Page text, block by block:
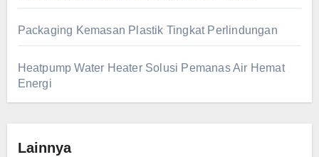
Packaging Kemasan Plastik Tingkat Perlindungan
Heatpump Water Heater Solusi Pemanas Air Hemat
Energi
Lainnya